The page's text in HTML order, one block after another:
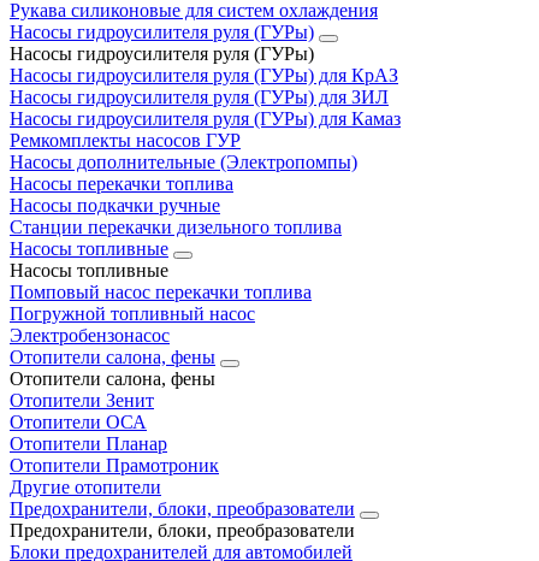
Рукава силиконовые для систем охлаждения
Насосы гидроусилителя руля (ГУРы)
Насосы гидроусилителя руля (ГУРы)
Насосы гидроусилителя руля (ГУРы) для КрАЗ
Насосы гидроусилителя руля (ГУРы) для ЗИЛ
Насосы гидроусилителя руля (ГУРы) для Камаз
Ремкомплекты насосов ГУР
Насосы дополнительные (Электропомпы)
Насосы перекачки топлива
Насосы подкачки ручные
Станции перекачки дизельного топлива
Насосы топливные
Насосы топливные
Помповый насос перекачки топлива
Погружной топливный насос
Электробензонасос
Отопители салона, фены
Отопители салона, фены
Отопители Зенит
Отопители ОСА
Отопители Планар
Отопители Прамотроник
Другие отопители
Предохранители, блоки, преобразователи
Предохранители, блоки, преобразователи
Блоки предохранителей для автомобилей